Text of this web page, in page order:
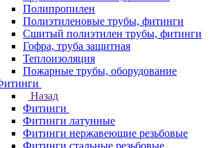
Полипропилен
Полиэтиленовые трубы, фитинги
Сшитый полиэтилен трубы, фитинги
Гофра, труба защитная
Теплоизоляция
Пожарные трубы, оборудование
Назад
Фитинги
Фитинги латунные
Фитинги нержавеющие резьбовые
Фитинги стальные резьбовые